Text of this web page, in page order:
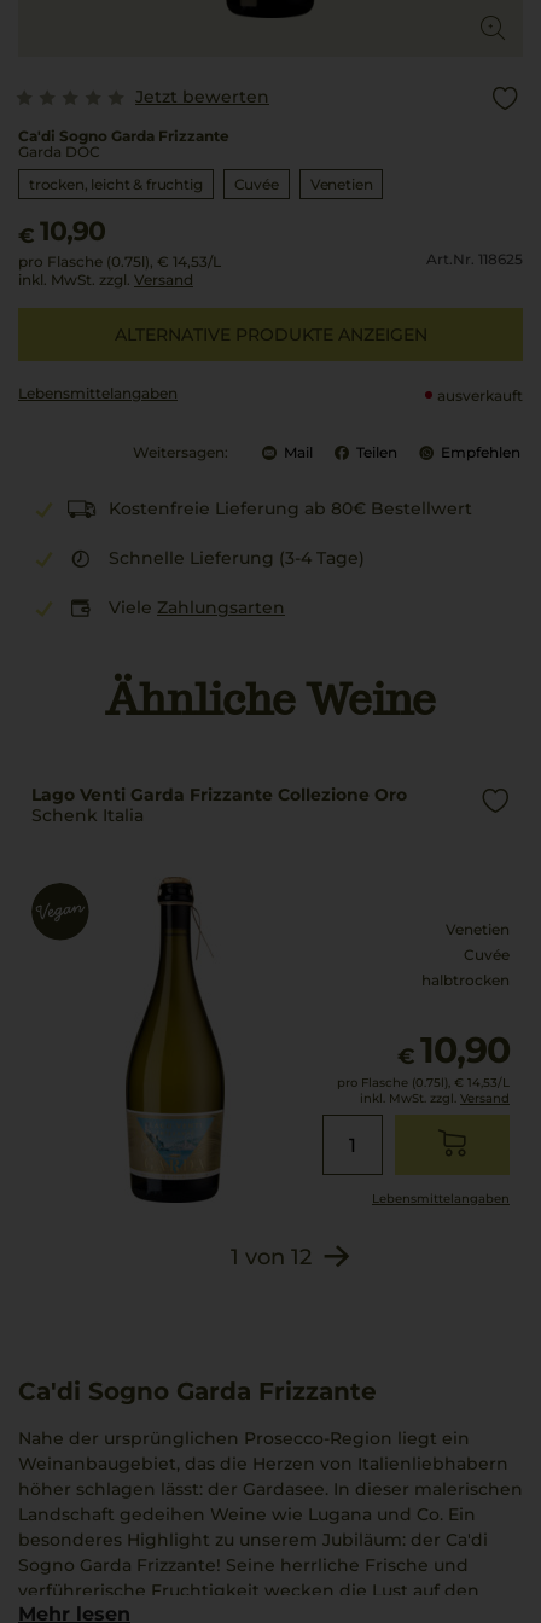
Jetzt bewerten
Ca'di Sogno Garda Frizzante
Garda DOC
trocken, leicht & fruchtig
Cuvée Venetien
€ 10,90
pro Flasche (0.75l), € 14,53/L
inkl. MwSt. zzgl. Versand
Art.Nr. 118625
ALTERNATIVE PRODUKTE ANZEIGEN
Lebensmittel­angaben ausverkauft
Weitersagen: Mail Teilen Empfehlen
Kostenfreie Lieferung ab 80€ Bestellwert
Schnelle Lieferung (3-4 Tage)
Viele Zahlungsarten
Ähnliche Weine
Lago Venti Garda Frizzante Collezione Oro
Schenk Italia
Venetien
Cuvée
halbtrocken
€ 10,90
pro Flasche (0.75l), € 14,53/L
inkl. MwSt. zzgl. Versand
Lebensmittel­angaben
1 von 12
Ca'di Sogno Garda Frizzante
Nahe der ursprünglichen Prosecco-Region liegt ein
Weinanbaugebiet, das die Herzen von Italienliebhabern
höher schlagen lässt: der Gardasee. In dieser malerischen
Landschaft gedeihen Weine wie Lugana und Co. Ein
besonderes Highlight zu unserem Jubiläum: der Ca'di
Sogno Garda Frizzante! Seine herrliche Frische und
verführerische Fruchtigkeit wecken die Lust auf den
Frühling und machen jeden sonnigen Moment zu einem
Mehr lesen